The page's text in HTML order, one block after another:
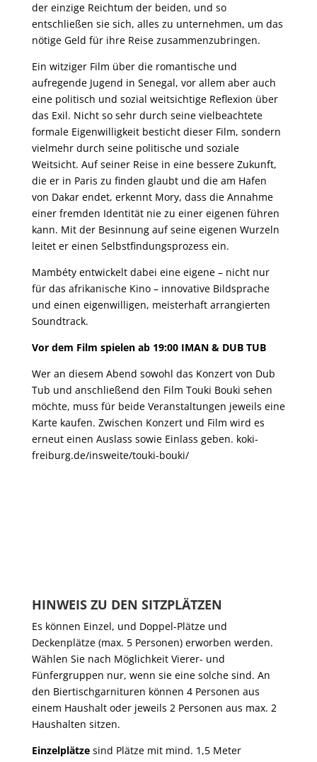
der einzige Reichtum der beiden, und so
entschließen sie sich, alles zu unternehmen, um das
nötige Geld für ihre Reise zusammenzubringen.
Ein witziger Film über die romantische und
aufregende Jugend in Senegal, vor allem aber auch
eine politisch und sozial weitsichtige Reflexion über
das Exil. Nicht so sehr durch seine vielbeachtete
formale Eigenwilligkeit besticht dieser Film, sondern
vielmehr durch seine politische und soziale
Weitsicht. Auf seiner Reise in eine bessere Zukunft,
die er in Paris zu finden glaubt und die am Hafen
von Dakar endet, erkennt Mory, dass die Annahme
einer fremden Identität nie zu einer eigenen führen
kann. Mit der Besinnung auf seine eigenen Wurzeln
leitet er einen Selbstfindungsprozess ein.
Mambéty entwickelt dabei eine eigene – nicht nur
für das afrikanische Kino – innovative Bildsprache
und einen eigenwilligen, meisterhaft arrangierten
Soundtrack.
Vor dem Film spielen ab 19:00 IMAN & DUB TUB
Wer an diesem Abend sowohl das Konzert von Dub
Tub und anschließend den Film Touki Bouki sehen
möchte, muss für beide Veranstaltungen jeweils eine
Karte kaufen. Zwischen Konzert und Film wird es
erneut einen Auslass sowie Einlass geben. koki-
freiburg.de/insweite/touki-bouki/
HINWEIS ZU DEN SITZPLÄTZEN
Es können Einzel, und Doppel-Plätze und
Deckenplätze (max. 5 Personen) erworben werden.
Wählen Sie nach Möglichkeit Vierer- und
Fünfergruppen nur, wenn sie eine solche sind. An
den Biertischgarnituren können 4 Personen aus
einem Haushalt oder jeweils 2 Personen aus max. 2
Haushalten sitzen.
Einzelplätzesind Plätze mit mind. 1,5 Meter